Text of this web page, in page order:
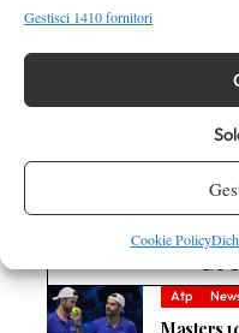
Gestisci 1410 fornitori
Cookie Policy
campo è stato subito
AGGIORNAMENTO
per il norvegese con Darderi
Atp
Masters